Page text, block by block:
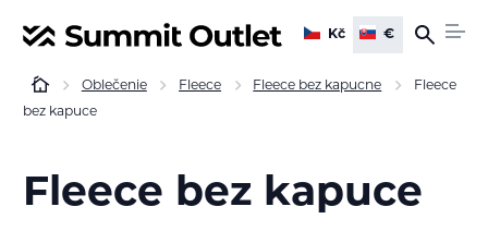
Kč €
Oblečenie Fleece Fleece bez kapucne
Fleece
bez kapuce
Fleece bez kapuce